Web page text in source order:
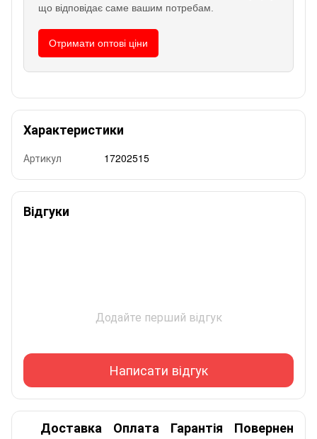
що відповідає саме вашим потребам.
Отримати оптові ціни
Характеристики
Артикул 17202515
Відгуки
Додайте перший відгук
Написати відгук
Доставка Оплата Гарантія Повернення